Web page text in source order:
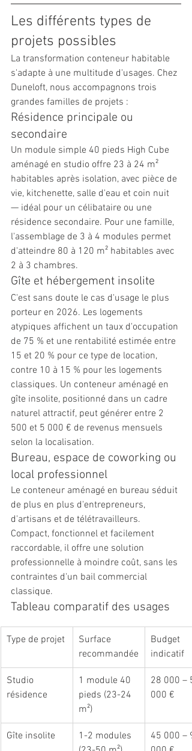
Les différents types de
projets possibles
La transformation conteneur habitable
s'adapte à une multitude d'usages. Chez
Duneloft, nous accompagnons trois
grandes familles de projets :
Résidence principale ou
secondaire
Un module simple 40 pieds High Cube
aménagé en studio offre 23 à 24 m²
habitables après isolation, avec pièce de
vie, kitchenette, salle d'eau et coin nuit
— idéal pour un célibataire ou une
résidence secondaire. Pour une famille,
l'assemblage de 3 à 4 modules permet
d'atteindre 80 à 120 m² habitables avec
2 à 3 chambres.
Gîte et hébergement insolite
C'est sans doute le cas d'usage le plus
porteur en 2026. Les logements
atypiques affichent un taux d'occupation
de 75 % et une rentabilité estimée entre
15 et 20 % pour ce type de location,
contre 10 à 15 % pour les logements
classiques. Un conteneur aménagé en
gîte insolite, positionné dans un cadre
naturel attractif, peut générer entre 2
500 et 5 000 € de revenus mensuels
selon la localisation.
Bureau, espace de coworking ou
local professionnel
Le conteneur aménagé en bureau séduit
de plus en plus d'entrepreneurs,
d'artisans et de télétravailleurs.
Compact, fonctionnel et facilement
raccordable, il offre une solution
professionnelle à moindre coût, sans les
contraintes d'un bail commercial
classique.
Tableau comparatif des usages
Type de projet
Surface
recommandée
Budget
indicatif
Studio
résidence
1 module 40
pieds (23-24
m²)
28 000 –
000 €
Gîte insolite
1-2 modules
45 000 –